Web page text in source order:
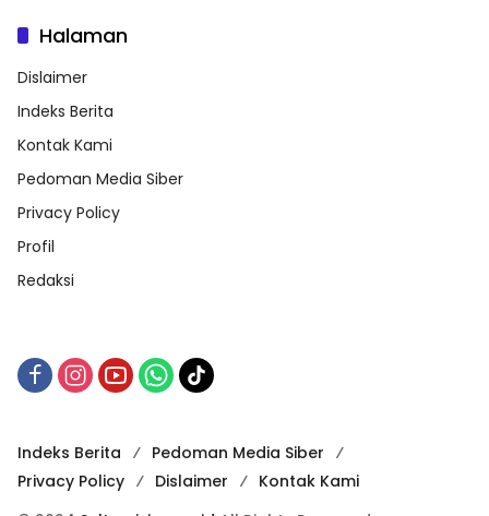
Halaman
Dislaimer
Indeks Berita
Kontak Kami
Pedoman Media Siber
Privacy Policy
Profil
Redaksi
Indeks Berita
Pedoman Media Siber
Privacy Policy
Dislaimer
Kontak Kami